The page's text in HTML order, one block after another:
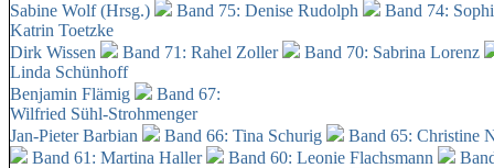
Sabine Wolf (Hrsg.)
Band 75: Denise Rudolph
Band 74:
Katrin Toetzke
Dirk Wissen
Band 71: Rahel Zoller
Band 70: Sabrina Lorenz
Linda Schünhoff
Benjamin Flämig
Band 67:
Wilfried Sühl-Strohmenger
Jan-Pieter Barbian
Band 66: Tina Schurig
Band 65: Christine
Band 61: Martina Haller
Band 60: Leonie Flachsmann